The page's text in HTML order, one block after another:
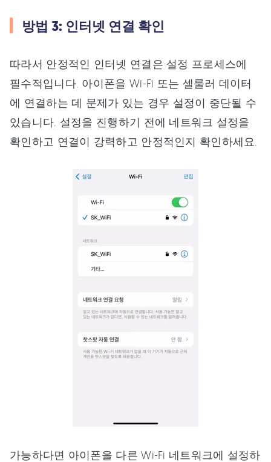
방법 3: 인터넷 연결 확인
따라서 안정적인 인터넷 연결은 설정 프로세스에
필수적입니다. 아이폰을 Wi-Fi 또는 셀룰러 데이터
에 연결하는 데 문제가 있는 경우 설정이 중단될 수
있습니다. 설정을 진행하기 전에 네트워크 설정을
확인하고 연결이 강력하고 안정적인지 확인하세요.
가능하다면 아이폰을 다른 Wi-Fi 네트워크에 설정하